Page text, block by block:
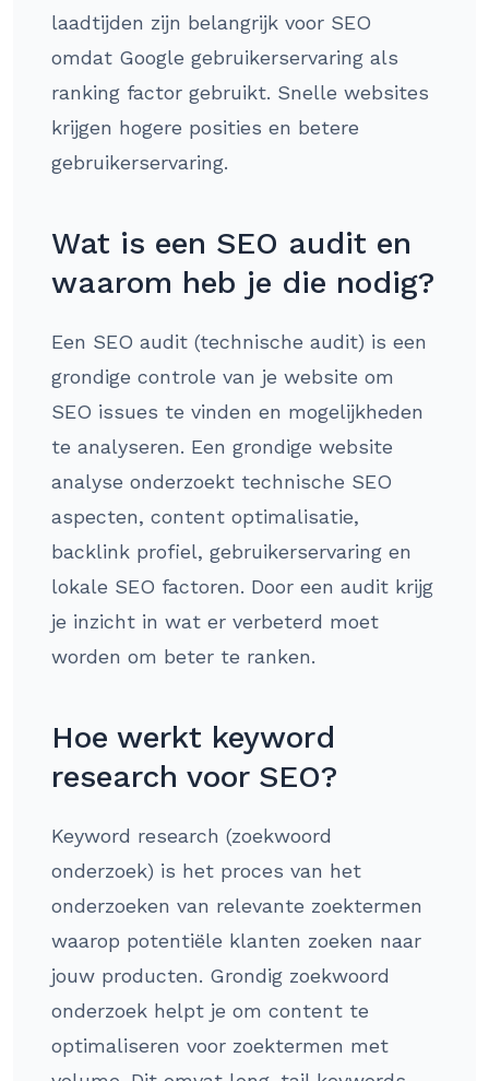
laadtijden zijn belangrijk voor SEO
omdat Google gebruikerservaring als
ranking factor gebruikt. Snelle websites
krijgen hogere posities en betere
gebruikerservaring.
Wat is een SEO audit en
waarom heb je die nodig?
Een SEO audit (technische audit) is een
grondige controle van je website om
SEO issues te vinden en mogelijkheden
te analyseren. Een grondige website
analyse onderzoekt technische SEO
aspecten, content optimalisatie,
backlink profiel, gebruikerservaring en
lokale SEO factoren. Door een audit krijg
je inzicht in wat er verbeterd moet
worden om beter te ranken.
Hoe werkt keyword
research voor SEO?
Keyword research (zoekwoord
onderzoek) is het proces van het
onderzoeken van relevante zoektermen
waarop potentiële klanten zoeken naar
jouw producten. Grondig zoekwoord
onderzoek helpt je om content te
optimaliseren voor zoektermen met